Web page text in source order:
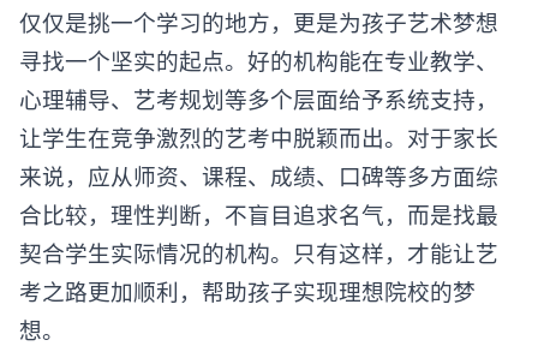
仅仅是挑一个学习的地方，更是为孩子艺术梦想
寻找一个坚实的起点。好的机构能在专业教学、
心理辅导、艺考规划等多个层面给予系统支持，
让学生在竞争激烈的艺考中脱颖而出。对于家长
来说，应从师资、课程、成绩、口碑等多方面综
合比较，理性判断，不盲目追求名气，而是找最
契合学生实际情况的机构。只有这样，才能让艺
考之路更加顺利，帮助孩子实现理想院校的梦
想。